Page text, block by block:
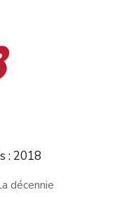
: 2018
décennie